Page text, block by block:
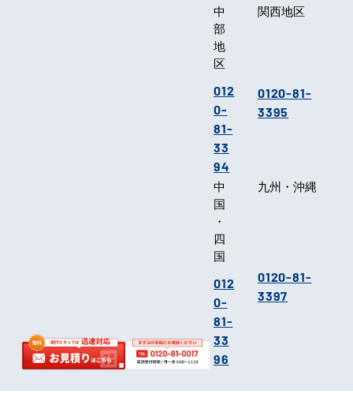
中
部
地
区
012
0-
81-
33
94
関西地区
0120-81-
3395
中
国
・
四
国
012
0-
81-
33
96
九州・沖縄
0120-81-
3397